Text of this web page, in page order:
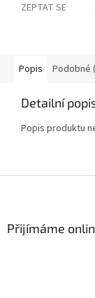
ZEPTAT SE
Popis Podobné
Detailní
Popis produktu
Přijímáme